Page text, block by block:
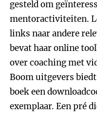
gesteld om
mentoractiviteiten.
links naar andere
bevat haar online
over coaching met
Boom uitgevers
boek een
exemplaar. Een pré